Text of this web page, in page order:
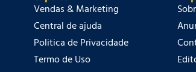
Vendas & Marketing
Central de ajuda
Politica de Privacidade
Termo de Uso